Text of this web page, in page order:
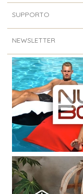
SUPPORTO
NEWSLETTER